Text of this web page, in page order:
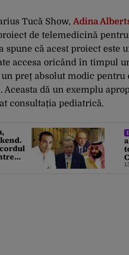
Tucă Show, Adina
de telemedicină
spune că acest proiect este
accesa oricând în timpul
preț absolut modic
Aceasta dă un exemplu
consultația pediatrică.
şi